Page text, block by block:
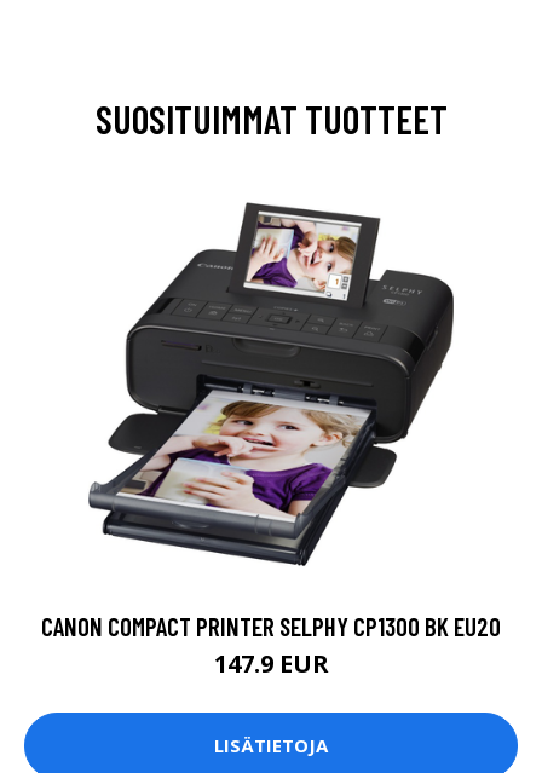
SUOSITUIMMAT TUOTTEET
CANON COMPACT PRINTER SELPHY CP1300 BK EU20
147.9 EUR
LISÄTIETOJA